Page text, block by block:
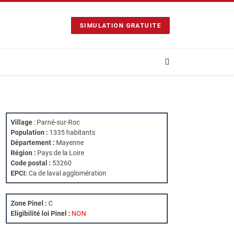
SIMULATION GRATUITE
Village : Parné-sur-Roc
Population : 1335 habitants
Département : Mayenne
Région : Pays de la Loire
Code postal : 53260
EPCI: Ca de laval agglomération
Zone Pinel : C
Eligibilité loi Pinel : NON